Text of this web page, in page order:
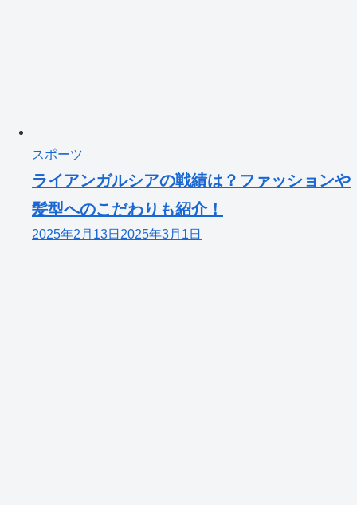
スポーツ
ライアンガルシアの戦績は？ファッションや
髪型へのこだわりも紹介！
2025年2月13日 2025年3月1日